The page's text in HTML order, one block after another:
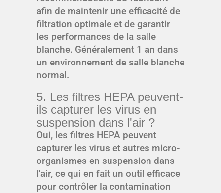
afin de maintenir une efficacité de
filtration optimale et de garantir
les performances de la salle
blanche. Généralement 1 an dans
un environnement de salle blanche
normal.
5. Les filtres HEPA peuvent-
ils capturer les virus en
suspension dans l'air ?
Oui, les filtres HEPA peuvent
capturer les virus et autres micro-
organismes en suspension dans
l'air, ce qui en fait un outil efficace
pour contrôler la contamination